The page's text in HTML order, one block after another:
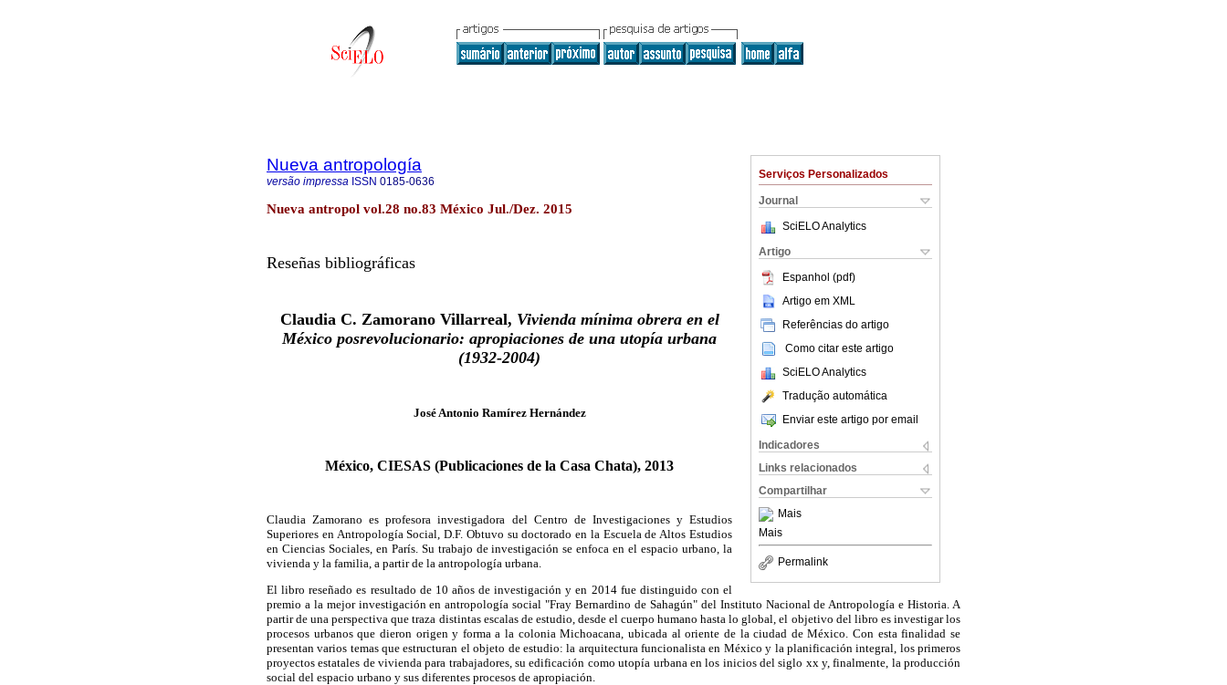
Serviços Personalizados
Journal
SciELO Analytics
Artigo
Espanhol (pdf)
Artigo em XML
Referências do artigo
Como citar este artigo
SciELO Analytics
Tradução automática
Enviar este artigo por email
Indicadores
Links relacionados
Compartilhar
Mais
Mais
Permalink
Nueva antropología
versão impressa ISSN 0185-0636
Nueva antropol vol.28 no.83 México Jul./Dez. 2015
Reseñas bibliográficas
Claudia C. Zamorano Villarreal, Vivienda mínima obrera en el
México posrevolucionario: apropiaciones de una utopía urbana
(1932-2004)
José Antonio Ramírez Hernández
México, CIESAS (Publicaciones de la Casa Chata), 2013
Claudia Zamorano es profesora investigadora del Centro de Investigaciones y Estudios
Superiores en Antropología Social, D.F. Obtuvo su doctorado en la Escuela de Altos Estudios
en Ciencias Sociales, en París. Su trabajo de investigación se enfoca en el espacio urbano, la
vivienda y la familia, a partir de la antropología urbana.
El libro reseñado es resultado de 10 años de investigación y en 2014 fue distinguido con el
premio a la mejor investigación en antropología social "Fray Bernardino de Sahagún" del Instituto Nacional de Antropología e Historia. A
partir de una perspectiva que traza distintas escalas de estudio, desde el cuerpo humano hasta lo global, el objetivo del libro es investigar los
procesos urbanos que dieron origen y forma a la colonia Michoacana, ubicada al oriente de la ciudad de México. Con esta finalidad se
presentan varios temas que estructuran el objeto de estudio: la arquitectura funcionalista en México y la planificación integral, los primeros
proyectos estatales de vivienda para trabajadores, su edificación como utopía urbana en los inicios del siglo xx y, finalmente, la producción
social del espacio urbano y sus diferentes procesos de apropiación.